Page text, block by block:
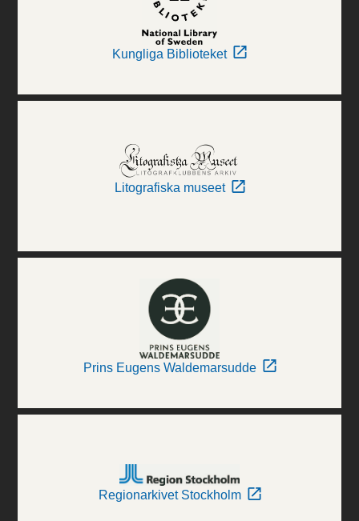
Kungliga Biblioteket
Litografiska museet
Prins Eugens Waldemarsudde
Regionarkivet Stockholm